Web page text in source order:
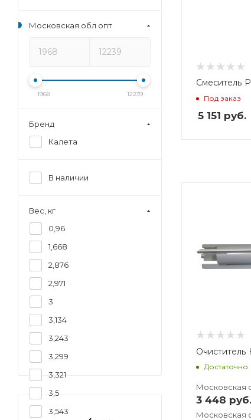
Смеситель
Под заказ
5 151 руб.
Очиститель
Достаточно
Московская
3 448 руб.
Московская
Московская обл.опт
1968 12239
Бренд
Калета
В наличии
Вес, кг
0,96
1,668
2,876
2,971
3
3,134
3,243
3,299
3,321
3,5
3,543